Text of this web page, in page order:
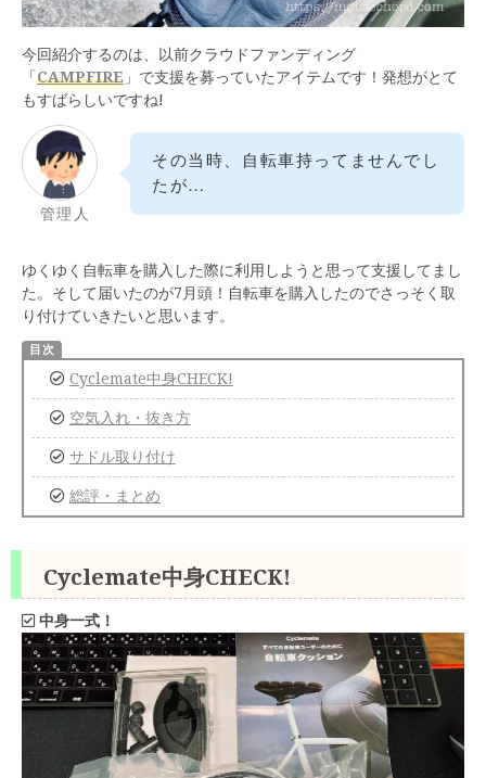
今回紹介するのは、以前クラウドファンディング
「 CAMPFIRE 」で支援を募っていたアイテムです！発想がとて
もすばらしいですね!
管理人
その当時、自転車持ってませんでし
たが…
ゆくゆく自転車を購入した際に利用しようと思って支援してまし
た。そして届いたのが7月頭！自転車を購入したのでさっそく取
り付けていきたいと思います。
Cyclemate中身CHECK!
空気入れ・抜き方
サドル取り付け
総評・まとめ
Cyclemate中身CHECK!
中身一式！